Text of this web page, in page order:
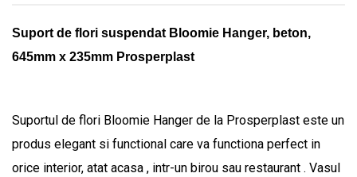
Suport de flori suspendat Bloomie Hanger, beton,
645mm x 235mm Prosperplast
Suportul de flori Bloomie Hanger de la Prosperplast este un
produs elegant si functional care va functiona perfect in
orice interior, atat acasa , intr-un birou sau restaurant . Vasul